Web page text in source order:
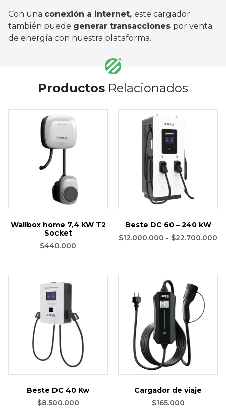
Con una conexión a internet, este cargador
también puede generar transacciones por venta
de energía con nuestra plataforma.
Productos Relacionados
Wallbox home 7,4 KW T2
Socket
$440.000
Beste DC 60 – 240 kW
$12.000.000 - $22.700.000
Beste DC 40 Kw
$8.500.000
Cargador de viaje
$165.000